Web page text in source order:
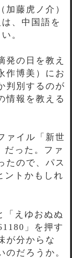
加藤虎ノ介）
、中国語を
。
発の日を教え
作博美）にお
判別するのが
情報を教える
ァイル「新世
だった。ファ
たので、パス
ントかもしれ
「えゆおぬぬ
」を押す
が分からな
のだろうか。